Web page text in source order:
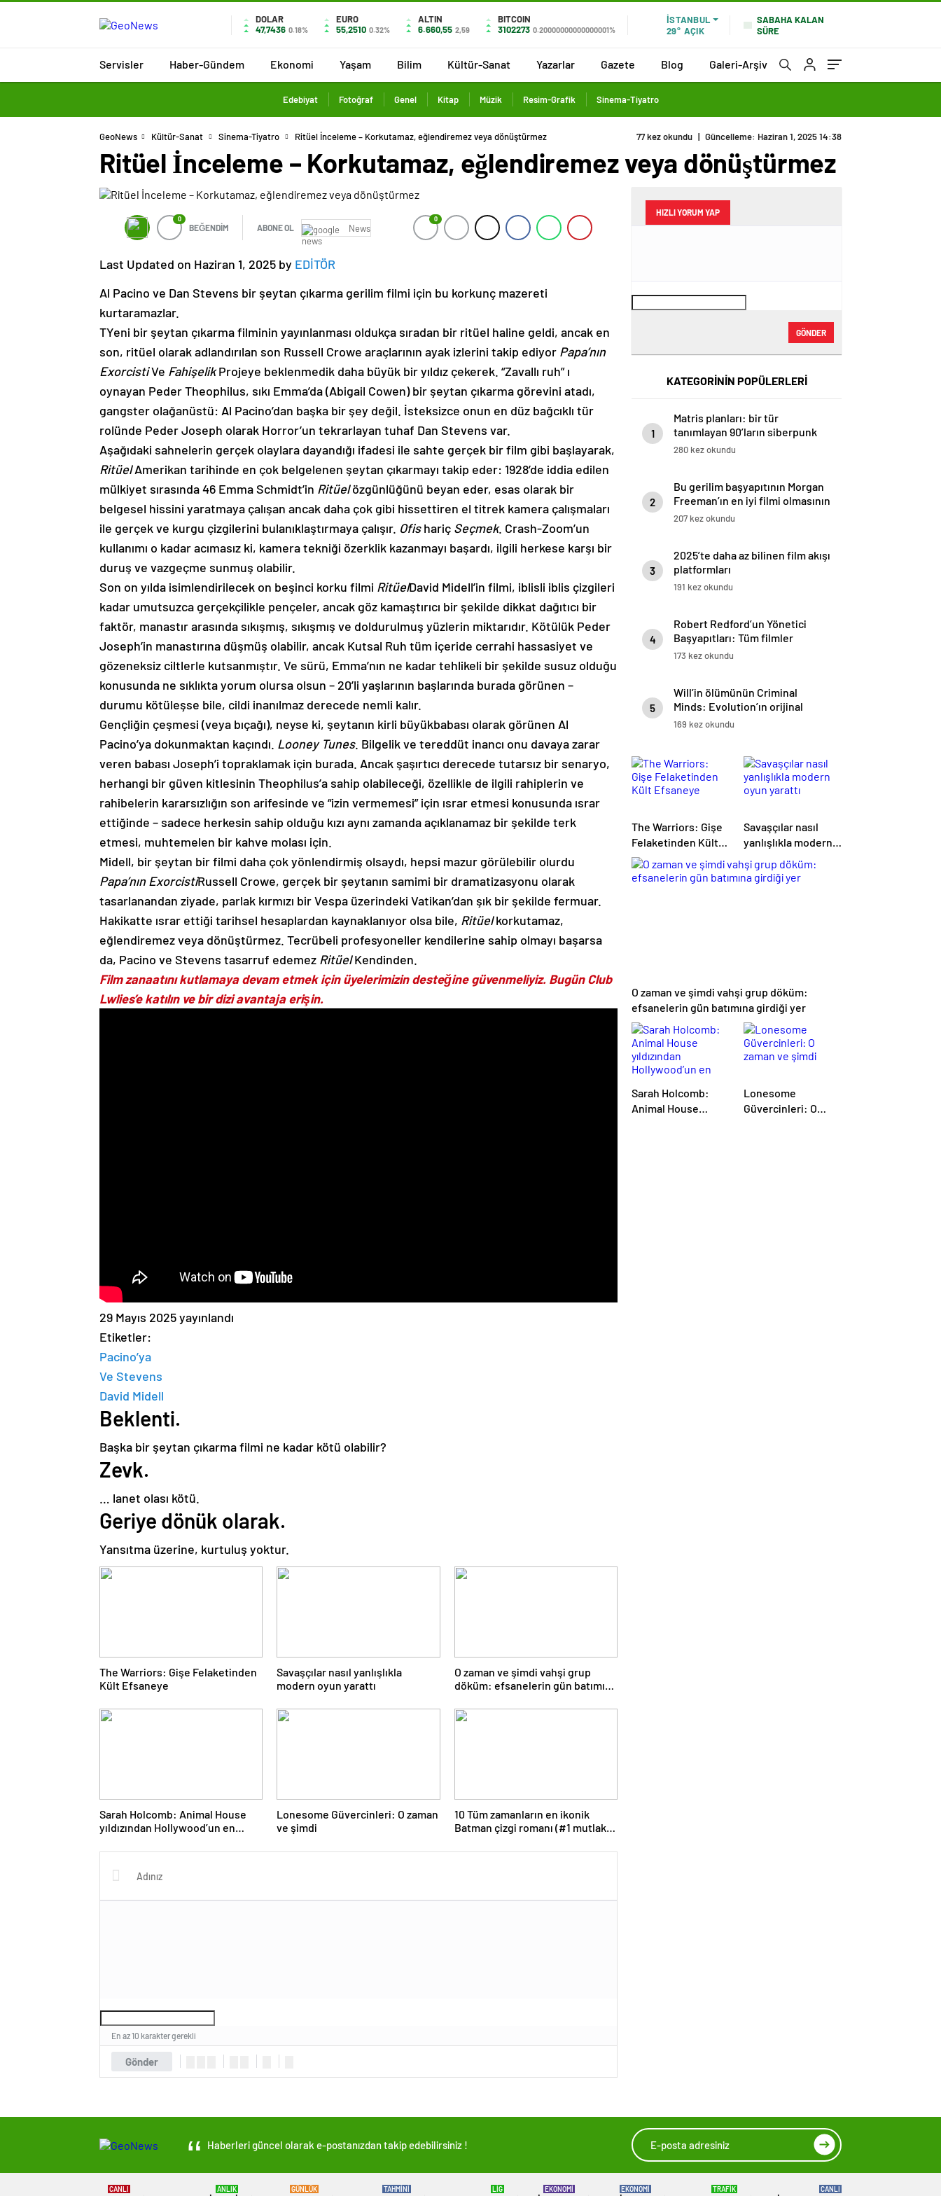
DOLAR
47,7436 0.18%
EURO
55,2510 0.32%
ALTIN
6.660,55 2,59
BITCOIN
3102273 0.20000000000000001%
İSTANBUL
29° AÇIK
SABAHA KALAN
SÜRE
Servisler Haber-Gündem Ekonomi Yaşam Bilim Kültür-Sanat Yazarlar Gazete Blog Galeri-Arşiv
Edebiyat Fotoğraf Genel Kitap Müzik Resim-Grafik Sinema-Tiyatro
GeoNews Kültür-Sanat Sinema-Tiyatro Ritüel İnceleme – Korkutamaz, eğlendiremez veya dönüştürmez 77 kez okundu | Güncelleme: Haziran 1, 2025 14:38
Ritüel İnceleme – Korkutamaz, eğlendiremez veya dönüştürmez
0
BEĞENDİM ABONE OL News
0
Last Updated on Haziran 1, 2025 by EDİTÖR
Al Pacino ve Dan Stevens bir şeytan çıkarma gerilim filmi için bu korkunç mazereti
kurtaramazlar.
TYeni bir şeytan çıkarma filminin yayınlanması oldukça sıradan bir ritüel haline geldi, ancak en
son, ritüel olarak adlandırılan son Russell Crowe araçlarının ayak izlerini takip ediyor Papa’nın
ExorcistiVe FahişelikProjeye beklenmedik daha büyük bir yıldız çekerek. “Zavallı ruh” ı
oynayan Peder Theophilus, sıkı Emma’da (Abigail Cowen) bir şeytan çıkarma görevini atadı,
gangster olağanüstü: Al Pacino’dan başka bir şey değil. İsteksizce onun en düz bağcıklı tür
rolünde Peder Joseph olarak Horror’un tekrarlayan tuhaf Dan Stevens var.
Aşağıdaki sahnelerin gerçek olaylara dayandığı ifadesi ile sahte gerçek bir film gibi başlayarak,
RitüelAmerikan tarihinde en çok belgelenen şeytan çıkarmayı takip eder: 1928’de iddia edilen
mülkiyet sırasında 46 Emma Schmidt’in Ritüelözgünlüğünü beyan eder, esas olarak bir
belgesel hissini yaratmaya çalışan ancak daha çok gibi hissettiren el titrek kamera çalışmaları
ile gerçek ve kurgu çizgilerini bulanıklaştırmaya çalışır. Ofishariç Seçmek. Crash-Zoom’un
kullanımı o kadar acımasız ki, kamera tekniği özerklik kazanmayı başardı, ilgili herkese karşı bir
duruş ve vazgeçme sunmuş olabilir.
Son on yılda isimlendirilecek on beşinci korku filmi RitüelDavid Midell’in filmi, iblisli iblis çizgileri
kadar umutsuzca gerçekçilikle pençeler, ancak göz kamaştırıcı bir şekilde dikkat dağıtıcı bir
faktör, manastır arasında sıkışmış, sıkışmış ve doldurulmuş yüzlerin miktarıdır. Kötülük Peder
Joseph’in manastırına düşmüş olabilir, ancak Kutsal Ruh tüm içeride cerrahi hassasiyet ve
gözeneksiz ciltlerle kutsanmıştır. Ve sürü, Emma’nın ne kadar tehlikeli bir şekilde susuz olduğu
konusunda ne sıklıkta yorum olursa olsun – 20’li yaşlarının başlarında burada görünen –
durumu kötüleşse bile, cildi inanılmaz derecede nemli kalır.
Gençliğin çeşmesi (veya bıçağı), neyse ki, şeytanın kirli büyükbabası olarak görünen Al
Pacino’ya dokunmaktan kaçındı. Looney Tunes. Bilgelik ve tereddüt inancı onu davaya zarar
veren babası Joseph’i topraklamak için burada. Ancak şaşırtıcı derecede tutarsız bir senaryo,
herhangi bir güven kitlesinin Theophilus’a sahip olabileceği, özellikle de ilgili rahiplerin ve
rahibelerin kararsızlığın son arifesinde ve “izin vermemesi” için ısrar etmesi konusunda ısrar
ettiğinde – sadece herkesin sahip olduğu kızı aynı zamanda açıklanamaz bir şekilde terk
etmesi, muhtemelen bir kahve molası için.
Midell, bir şeytan bir filmi daha çok yönlendirmiş olsaydı, hepsi mazur görülebilir olurdu
Papa’nın ExorcistiRussell Crowe, gerçek bir şeytanın samimi bir dramatizasyonu olarak
tasarlanandan ziyade, parlak kırmızı bir Vespa üzerindeki Vatikan’dan şık bir şekilde fermuar.
Hakikatte ısrar ettiği tarihsel hesaplardan kaynaklanıyor olsa bile, Ritüelkorkutamaz,
eğlendiremez veya dönüştürmez. Tecrübeli profesyoneller kendilerine sahip olmayı başarsa
da, Pacino ve Stevens tasarruf edemez RitüelKendinden.
Film zanaatını kutlamaya devam etmek için üyelerimizin desteğine güvenmeliyiz. Bugün Club
Lwlies’e katılın ve bir dizi avantaja erişin.
29 Mayıs 2025 yayınlandı
Etiketler:
Pacino’ya
Ve Stevens
David Midell
Beklenti.
Başka bir şeytan çıkarma filmi ne kadar kötü olabilir?
Zevk.
… lanet olası kötü.
Geriye dönük olarak.
Yansıtma üzerine, kurtuluş yoktur.
The Warriors: Gişe Felaketinden
Kült Efsaneye
Savaşçılar nasıl yanlışlıkla
modern oyun yarattı
O zaman ve şimdi vahşi grup
döküm: efsanelerin gün batımına
Sarah Holcomb: Animal House
yıldızından Hollywood’un en
Lonesome Güvercinleri: O zaman
ve şimdi
10 Tüm zamanların en ikonik
Batman çizgi romanı (#1 mutlaka
Gönder
En az 10 karakter gerekli
HIZLI YORUM YAP
GÖNDER
KATEGORİNİN POPÜLERLERİ
1
Matris planları: bir tür
tanımlayan 90’ların siberpunk
filmleri
280 kez okundu
2
Bu gerilim başyapıtının Morgan
Freeman’ın en iyi filmi olmasının
10 nedeni
207 kez okundu
3
2025’te daha az bilinen film akışı
platformları
191 kez okundu
4
Robert Redford’un Yönetici
Başyapıtları: Tüm filmler
sıralandı
173 kez okundu
5
Will’in ölümünün Criminal
Minds: Evolution’ın orijinal
planında daha yürek parçalayıcı
169 kez okundu
The Warriors: Gişe
Felaketinden Kült
Efsaneye
Savaşçılar nasıl
yanlışlıkla modern
oyun yarattı
O zaman ve şimdi vahşi grup döküm:
efsanelerin gün batımına girdiği yer
Sarah Holcomb:
Animal House
Lonesome
Güvercinleri: O
Haberleri güncel olarak e-postanızdan takip edebilirsiniz !
CANLI ANLIK GÜNLÜK TAHMİNİ LİG EKONOMİ EKONOMİ TRAFİK CANLI